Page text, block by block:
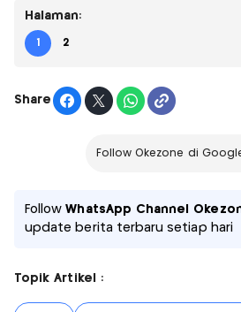
Halaman:
1 2
Share
Follow Okezone di
FollowWhatsApp Channel
update berita terbaru setiap hari
Topik Artikel :